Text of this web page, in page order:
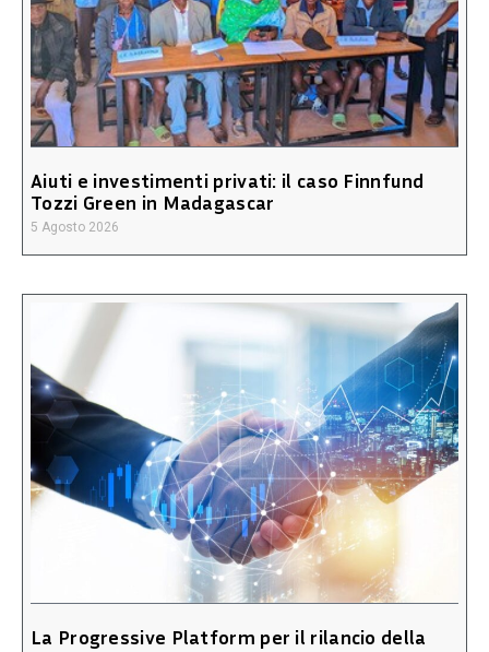
Aiuti e investimenti privati: il caso Finnfund
Tozzi Green in Madagascar
5 Agosto 2026
La Progressive Platform per il rilancio della